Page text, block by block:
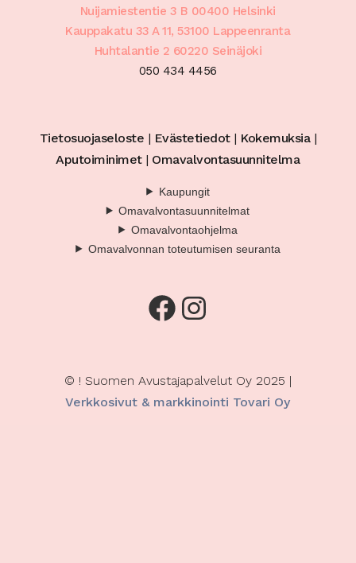
Nuijamiestentie 3 B 00400 Helsinki
Kauppakatu 33 A 11, 53100 Lappeenranta
Huhtalantie 2 60220 Seinäjoki
050 434 4456
Tietosuojaseloste | Evästetiedot| Kokemuksia|
Aputoiminimet| Omavalvontasuunnitelma
Kaupungit
Omavalvontasuunnitelmat
Omavalvontaohjelma
Omavalvonnan toteutumisen seuranta
Facebook Instagram
© ! Suomen Avustajapalvelut Oy 2025 |
Verkkosivut & markkinointi Tovari Oy